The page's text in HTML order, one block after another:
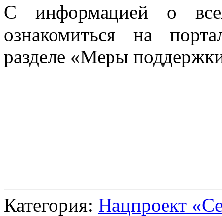
С информацией о
ознакомиться на
разделе «Меры
Категория: Нацпроект